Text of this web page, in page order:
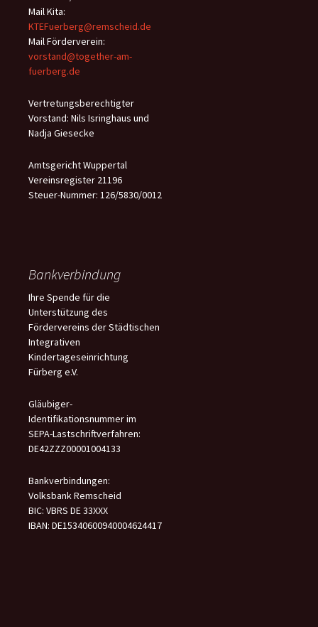
Mail Kita:
KTEFuerberg@remscheid.de
Mail Förderverein:
vorstand@together-am-
fuerberg.de
Vertretungsberechtigter
Vorstand: Nils Isringhaus und
Nadja Giesecke
Amtsgericht Wuppertal
Vereinsregister 21196
Steuer-Nummer: 126/5830/0012
Bankverbindung
Ihre Spende für die
Unterstützung des
Fördervereins der Städtischen
Integrativen
Kindertageseinrichtung
Fürberg e.V.
Gläubiger-
Identifikationsnummer im
SEPA-Lastschriftverfahren:
DE42ZZZ00001004133
Bankverbindungen:
Volksbank Remscheid
BIC: VBRS DE 33XXX
IBAN: DE15340600940004624417